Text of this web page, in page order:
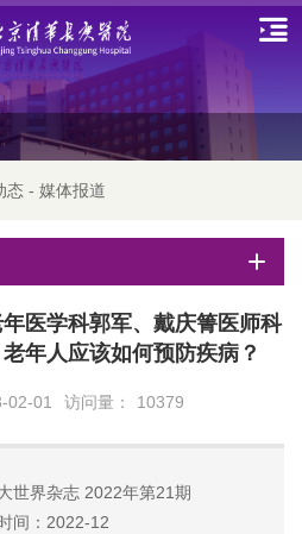
态 - 媒体报道
医学科郭军、戴庆箐医师科
年人应该如何预防疾病？
02-01 访问量： 10379
世界杂志 2022年第21期
间：2022-12